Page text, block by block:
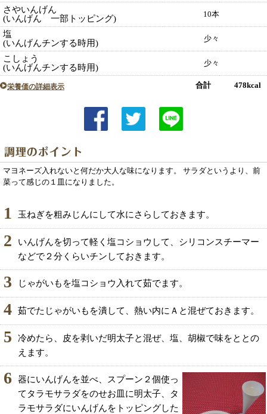
さやいんげん
(いんげん 一部トッピング)
10本
塩
(いんげんチンする時用)
少々
こしょう
(いんげんチンする時用)
少々
栄養価の詳細表示 合計 478kcal
マヨネーズ入れないと何だか大人な味になります。 サラダというより、前
菜って感じの１皿になりました。
1 玉ねぎを粗みじんにして水にさらしておきます。
2
いんげんを切って軽く塩コショウして、シリコンスチーマー
などで２分くらいチンしておきます。
3 じゃがいもを塩コショウ入れて茹でます。
4 茹でたじゃがいもを潰して、熱い内にＡと混ぜておきます。
5
冷めたら、皮を剥いだ明太子と混ぜ、塩、胡椒で味をととの
えます。
6
器にいんげんを並べ、スプーン２個使っ
てタラモサラダをのせお皿に明太子、タ
ラモサラダにいんげんをトッピングした